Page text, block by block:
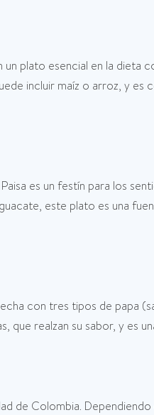
un plato esencial en la
incluir maíz o arroz, y
es un festín para los
este plato es una
con tres tipos de papa
que realzan su sabor, y es
de Colombia.